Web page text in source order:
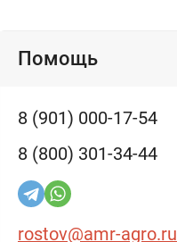
Помощь
8 (901) 000-17-54
8 (800) 301-34-44
rostov@amr-agro.ru